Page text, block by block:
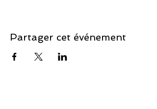
Partager cet événement